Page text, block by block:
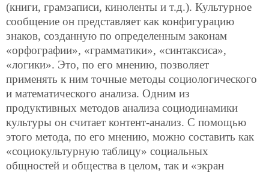
(книги, грамзаписи, киноленты и т.д.). Культурное
сообщение он представляет как конфигурацию
знаков, созданную по определенным законам
«орфографии», «грамматики», «синтаксиса»,
«логики». Это, по его мнению, позволяет
применять к ним точные методы социологического
и математического анализа. Одним из
продуктивных методов анализа социодинамики
культуры он считает контент-анализ. С помощью
этого метода, по его мнению, можно составить как
«социокультурную таблицу» социальных
общностей и общества в целом, так и «экран